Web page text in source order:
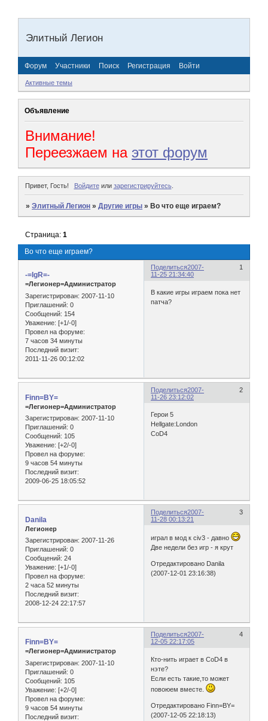
Элитный Легион
Форум Участники Поиск Регистрация Войти
Активные темы
Объявление
Внимание!
Переезжаем на этот форум
Привет, Гость! Войдитеили зарегистрируйтесь.
»Элитный Легион »Другие игры » Во что еще играем?
Во что еще играем?
Страница:1
Поделиться 1
2007-
11-25 21:34:40
-=IgR=-
=Легионер=Администратор
Зарегистрирован: 2007-11-10
Приглашений: 0
Сообщений: 154
Уважение: [+1/-0]
Провел на форуме:
7 часов 34 минуты
Последний визит:
2011-11-26 00:12:02
В какие игры играем пока нет
патча?
Поделиться 2
2007-
11-26 23:12:02
Finn=BY=
=Легионер=Администратор
Зарегистрирован: 2007-11-10
Приглашений: 0
Сообщений: 105
Уважение: [+2/-0]
Провел на форуме:
9 часов 54 минуты
Последний визит:
2009-06-25 18:05:52
Герои 5
Hellgate:London
CoD4
Поделиться 3
2007-
11-28 00:13:21
Danila
Легионер
Зарегистрирован: 2007-11-26
Приглашений: 0
Сообщений: 24
Уважение: [+1/-0]
Провел на форуме:
2 часа 52 минуты
Последний визит:
2008-12-24 22:17:57
играл в мод к civ3 - давно
Две недели без игр - я крут
Отредактировано Danila
(2007-12-01 23:16:38)
Поделиться 4
2007-
12-05 22:17:05
Finn=BY=
=Легионер=Администратор
Зарегистрирован: 2007-11-10
Приглашений: 0
Сообщений: 105
Уважение: [+2/-0]
Провел на форуме:
9 часов 54 минуты
Последний визит:
Кто-нить играет в CoD4 в
нэте?
Если есть такие,то может
повоюем вместе.
Отредактировано Finn=BY=
(2007-12-05 22:18:13)